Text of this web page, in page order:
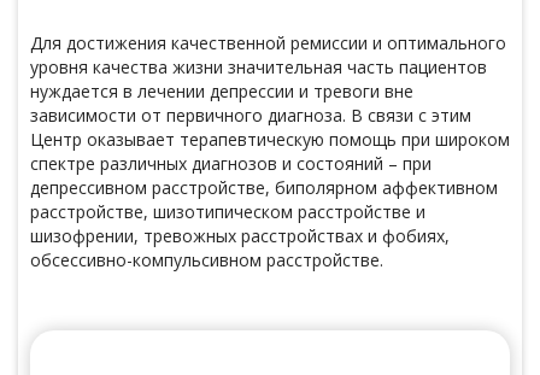
Для достижения качественной ремиссии и оптимального
уровня качества жизни значительная часть пациентов
нуждается в лечении депрессии и тревоги вне
зависимости от первичного диагноза. В связи с этим
Центр оказывает терапевтическую помощь при широком
спектре различных диагнозов и состояний – при
депрессивном расстройстве, биполярном аффективном
расстройстве, шизотипическом расстройстве и
шизофрении, тревожных расстройствах и фобиях,
обсессивно-компульсивном расстройстве.